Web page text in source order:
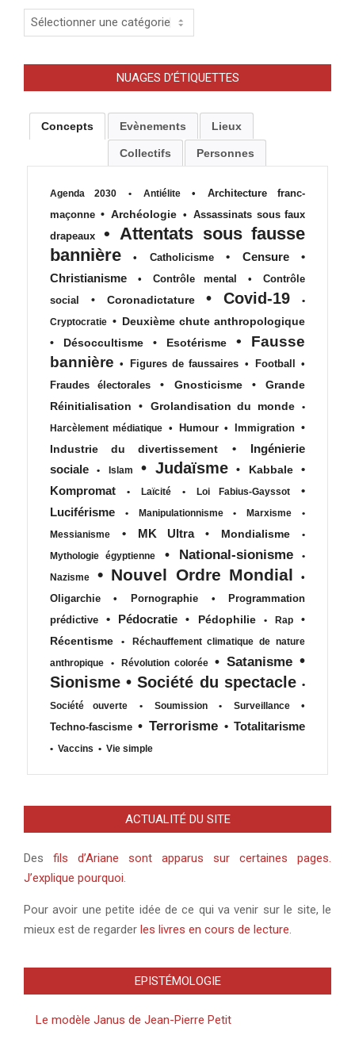
Catégories
NUAGES D’ÉTIQUETTES
Concepts Evènements Lieux
Collectifs Personnes
Agenda 2030 • Antiélite •
Architecture franc-
maçonne • Archéologie • Assassinats sous faux
drapeaux
• Attentats sous fausse
bannière
• Catholicisme • Censure
•
Christianisme
• Contrôle mental •
Contrôle
social
• Coronadictature • Covid-19
•
Cryptocratie • Deuxième chute anthropologique
•
Désoccultisme • Esotérisme •
Fausse
bannière • Figures de faussaires • Football
•
Fraudes électorales
• Gnosticisme •
Grande
Réinitialisation
• Grolandisation du monde
•
Harcèlement médiatique • Humour • Immigration •
Industrie du divertissement
•
Ingénierie
sociale
• Islam • Judaïsme • Kabbale
•
Kompromat
• Laïcité • Loi Fabius-Gayssot
•
Luciférisme
• Manipulationnisme • Marxisme
•
Messianisme
• MK Ultra • Mondialisme
•
Mythologie égyptienne
• National-sionisme
•
Nazisme
• Nouvel Ordre Mondial
•
Oligarchie
• Pornographie •
Programmation
prédictive
• Pédocratie • Pédophilie • Rap
•
Récentisme
•
Réchauffement climatique de nature
anthropique
• Révolution colorée • Satanisme •
Sionisme • Société du spectacle •
Société ouverte
• Soumission • Surveillance
•
Techno-fascisme • Terrorisme • Totalitarisme
• Vaccins • Vie simple
ACTUALITÉ DU SITE
Des fils d’Ariane sont apparus sur certaines pages.
J’explique pourquoi.
Pour avoir une petite idée de ce qui va venir sur le site, le
mieux est de regarder les livres en cours de lecture.
EPISTÉMOLOGIE
Le modèle Janus de Jean-Pierre Petit